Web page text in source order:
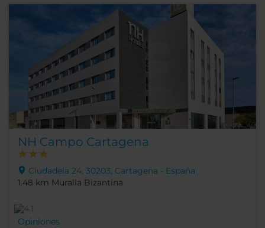
NH Campo Cartagena
Ciudadela 24, 30203, Cartagena - España
1.48 km Muralla Bizantina
Opiniones